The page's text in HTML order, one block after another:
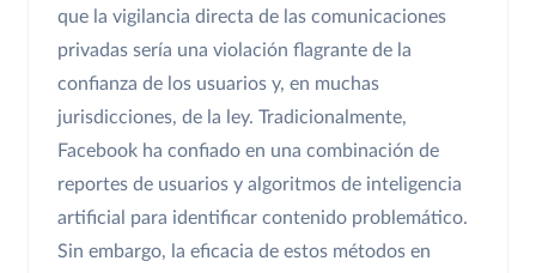
que la vigilancia directa de las comunicaciones
privadas sería una violación flagrante de la
confianza de los usuarios y, en muchas
jurisdicciones, de la ley. Tradicionalmente,
Facebook ha confiado en una combinación de
reportes de usuarios y algoritmos de inteligencia
artificial para identificar contenido problemático.
Sin embargo, la eficacia de estos métodos en